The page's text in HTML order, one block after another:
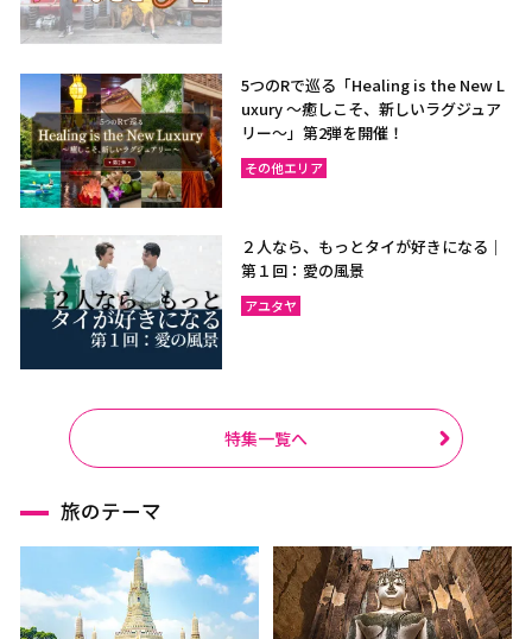
5つのRで巡る「Healing is the New L
uxury ～癒しこそ、新しいラグジュア
リー〜」第2弾を開催！
その他エリア
２人なら、もっとタイが好きになる｜
第１回：愛の風景
アユタヤ
特集一覧へ
旅のテーマ